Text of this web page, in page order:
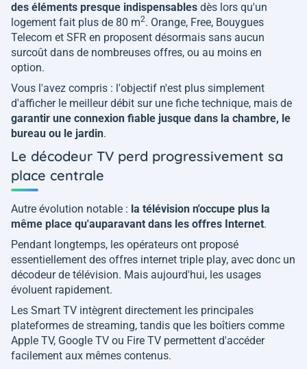
des éléments presque indispensables dès lors qu'un
logement fait plus de 80 m2. Orange, Free, Bouygues
Telecom et SFR en proposent désormais sans aucun
surcoût dans de nombreuses offres, ou au moins en
option.
Vous l'avez compris : l'objectif n'est plus simplement
d'afficher le meilleur débit sur une fiche technique, mais de
garantir une connexion fiable jusque dans la chambre, le
bureau ou le jardin.
Le décodeur TV perd progressivement sa
place centrale
Autre évolution notable : la télévision n'occupe plus la
même place qu'auparavant dans les offres Internet.
Pendant longtemps, les opérateurs ont proposé
essentiellement des offres internet triple play, avec donc un
décodeur de télévision. Mais aujourd'hui, les usages
évoluent rapidement.
Les Smart TV intègrent directement les principales
plateformes de streaming, tandis que les boîtiers comme
Apple TV, Google TV ou Fire TV permettent d'accéder
facilement aux mêmes contenus.